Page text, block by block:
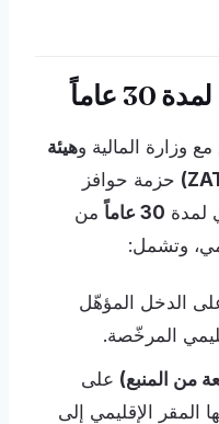
عاماً
وزارة المالية وهيئة
حزمة حوافز
لمدة 30 عاماً
من
وتشمل:
الدخل المؤهّل
المرخّصة.
على
المقر الإقليمي إلى